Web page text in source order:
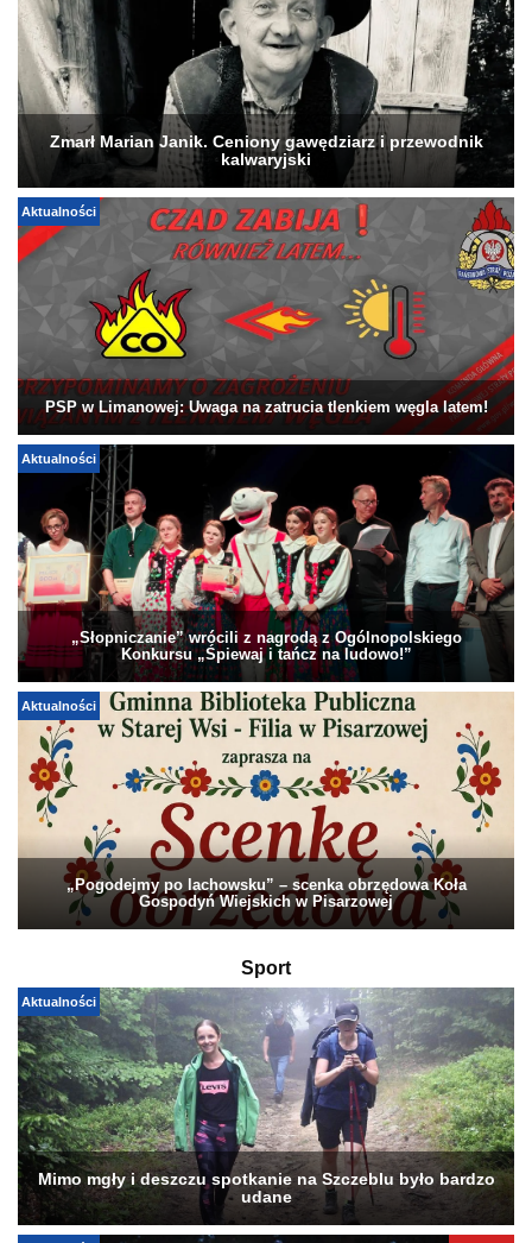
Zmarł Marian Janik. Ceniony gawędziarz i przewodnik
kalwaryjski
Aktualności
PSP w Limanowej: Uwaga na zatrucia tlenkiem węgla latem!
Aktualności
„Słopniczanie” wrócili z nagrodą z Ogólnopolskiego
Konkursu „Śpiewaj i tańcz na ludowo!”
Aktualności
„Pogodejmy po lachowsku” – scenka obrzędowa Koła
Gospodyń Wiejskich w Pisarzowej
Sport
Aktualności
Mimo mgły i deszczu spotkanie na Szczeblu było bardzo
udane